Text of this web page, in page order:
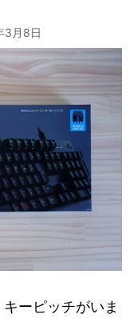
3月8日
ーピッチがいま